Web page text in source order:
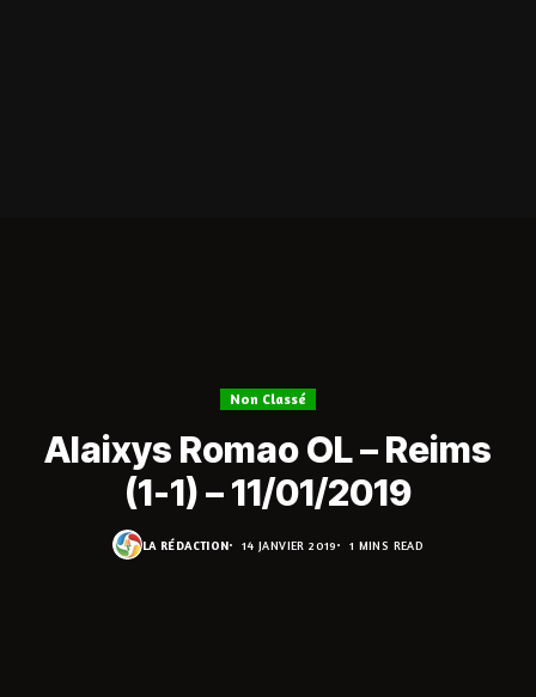
Non Classé
Alaixys Romao OL – Reims
(1-1) – 11/01/2019
LA RÉDACTION 14 JANVIER 2019 1 MINS READ